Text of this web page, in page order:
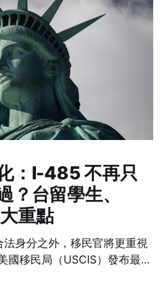
：I-485 不再只
？台留學生、
重點
身分之外，移民官將更重視
移民局（USCIS）發布最新
卡（Adjustment of